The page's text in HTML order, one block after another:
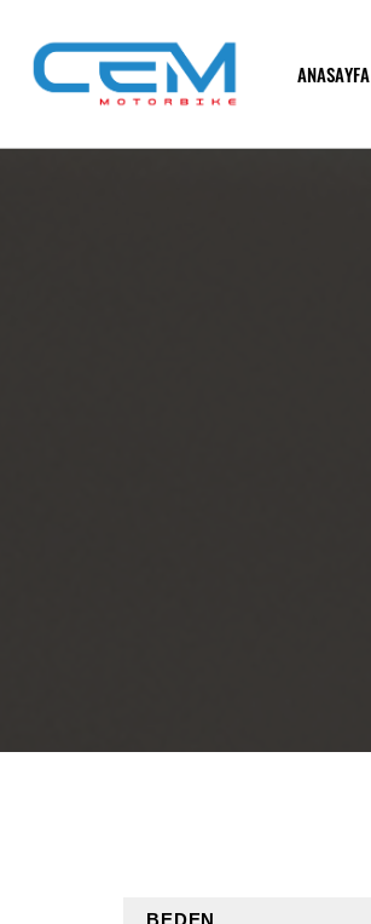
ANASAYFA
BEDEN